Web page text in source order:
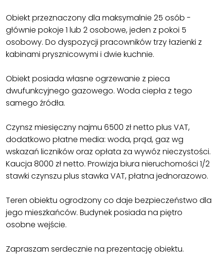
Obiekt przeznaczony dla maksymalnie 25 osób -
głównie pokoje 1 lub 2 osobowe, jeden z pokoi 5
osobowy. Do dyspozycji pracowników trzy łazienki z
kabinami prysznicowymi i dwie kuchnie.
Obiekt posiada własne ogrzewanie z pieca
dwufunkcyjnego gazowego. Woda ciepła z tego
samego źródła.
Czynsz miesięczny najmu 6500 zł netto plus VAT,
dodatkowo płatne media: woda, prąd, gaz wg
wskazań liczników oraz opłata za wywóz nieczystości.
Kaucja 8000 zł netto. Prowizja biura nieruchomości 1/2
stawki czynszu plus stawka VAT, płatna jednorazowo.
Teren obiektu ogrodzony co daje bezpieczeństwo dla
jego mieszkańców. Budynek posiada na piętro
osobne wejście.
Zapraszam serdecznie na prezentację obiektu.